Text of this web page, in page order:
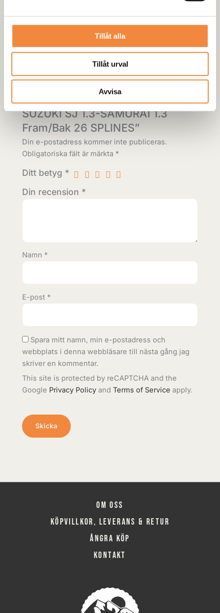
Tillåt alla
Tillåt urval
Avvisa
Recensioner (0)
Det finns inga recensioner än.
Bli först med att recensera ”B52
Offroad Elektrisk Diffspärr
SUZUKI SJ 1.3-SAMURAI 1.3
Fram/Bak 26 SPLINES”
Din e-postadress kommer inte publiceras.
Obligatoriska fält är märkta *
Ditt betyg *
Din recension *
Namn *
E-post *
Spara mitt namn, min e-postadress och
webbplats i denna webbläsare till nästa gång jag
skriver en kommentar.
This site is protected by reCAPTCHA and the
Google Privacy Policy andTerms of Service apply.
Om oss
Köpvillkor, leverans & retur
Ångra köp
Kontakt